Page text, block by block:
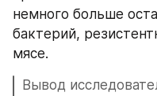
немного больше
бактерий,
мясе.
Вывод